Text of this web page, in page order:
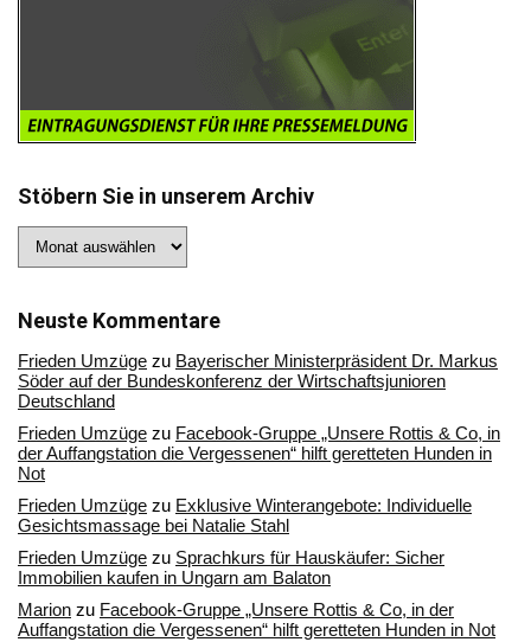
Stöbern Sie in unserem Archiv
Sie
Archiv
Neuste Kommentare
Frieden Umzüge zu Bayerischer Ministerpräsident Dr. Markus
Söder auf der Bundeskonferenz der Wirtschaftsjunioren
Deutschland
Frieden Umzüge zu Facebook-Gruppe „Unsere Rottis & Co, in
der Auffangstation die Vergessenen“ hilft geretteten Hunden in
Not
Frieden Umzüge zu Exklusive Winterangebote: Individuelle
Gesichtsmassage bei Natalie Stahl
Frieden Umzüge zu Sprachkurs für Hauskäufer: Sicher
Immobilien kaufen in Ungarn am Balaton
Marion zu Facebook-Gruppe „Unsere Rottis & Co, in der
Auffangstation die Vergessenen“ hilft geretteten Hunden in Not